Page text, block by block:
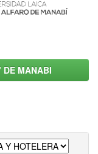
DE MANABI